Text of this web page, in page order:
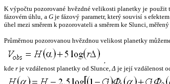
K výpočtu pozorované hvězdné velikosti planetky je použit
fázovém úhlu, a Gje fázový parametr, který souvisí s
úhel mezi směrem k pozorovateli a směrem ke Slunci,
Průměrnou pozorovanou hvězdnou velikost planetky
,
kde r je vzdálenost planetky od Slunce,Δ je její vzdálenost